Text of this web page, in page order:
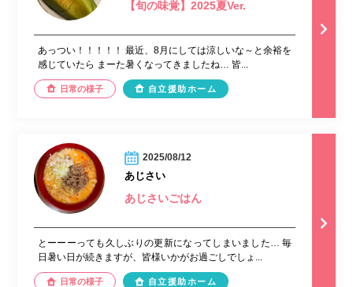
【旬の味覚】2025夏Ver.
あっつい！！！！！ 最近、8月にしては涼しいな～と余裕を
感じていたら まーた暑くなってきましたね… 皆...
日常の様子 自立援助ホーム
2025/08/12
あじさい
あじさいごはん
とーーーっても久しぶりの更新になってしまいました… 毎
日暑い日が続きますが、皆様いかがお過ごしでしょ...
日常の様子 自立援助ホーム